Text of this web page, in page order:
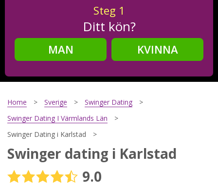
Steg 1
Ditt kön?
MAN
KVINNA
Steg2
Steg
Din mailadress?
Home Sverige
Swinger Dating
Swinger Dating I Värmlands Län
Swinger Dating i Karlstad
Swinger dating i Karlstad
9.0